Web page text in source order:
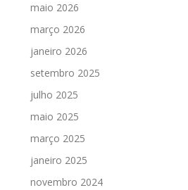
maio 2026
março 2026
janeiro 2026
setembro 2025
julho 2025
maio 2025
março 2025
janeiro 2025
novembro 2024